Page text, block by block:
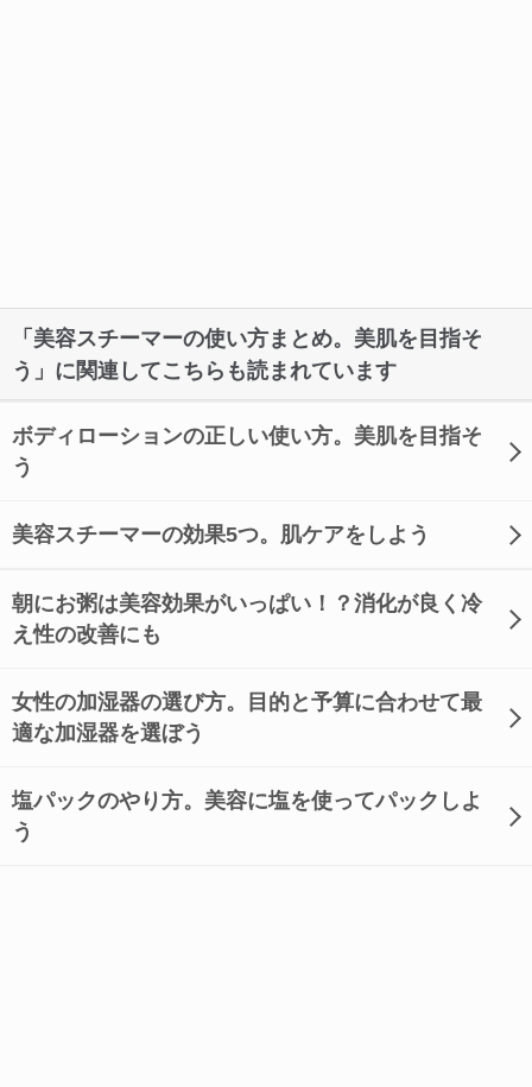
「美容スチーマーの使い方まとめ。美肌を目指そ
う」に関連してこちらも読まれています
ボディローションの正しい使い方。美肌を目指そ
う
美容スチーマーの効果5つ。肌ケアをしよう
朝にお粥は美容効果がいっぱい！？消化が良く冷
え性の改善にも
女性の加湿器の選び方。目的と予算に合わせて最
適な加湿器を選ぼう
塩パックのやり方。美容に塩を使ってパックしよ
う